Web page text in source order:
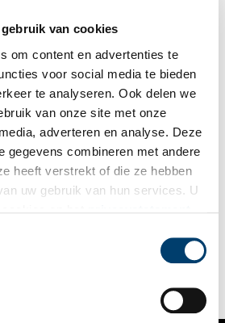
van cookies
om content en advertenties te
voor social media te bieden
te analyseren. Ook delen we
van onze site met onze
adverteren en analyse. Deze
gegevens combineren met andere
heeft verstrekt of die ze hebben
uw gebruik van hun services. U
eeuw.
geschiedschrijvers plaatsen al om
zo is ook de regio Noord-Holland voor
weer anders dan Groningen.